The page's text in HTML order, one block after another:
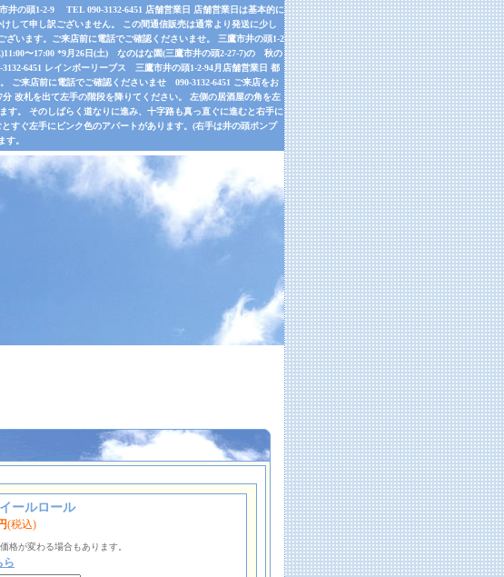
の頭1-2-9 TEL 090-3132-6451 店舗営業日 店舗営業日は基本的に
て申し訳ございません。 この間通信販売は通常より発送に少し
います。ご来店前に電話でご確認くださいませ。 三鷹市井の頭1-2
〜17:00 *9月26日(土) なのはな園(三鷹市井の頭2-27-7)の 秋の
6451 レインボーリーブス 三鷹市井の頭1-2-94月店舗営業日 都
ご来店前に電話でご確認くださいませ 090-3132-6451 ご来店をお
改札を出て左手の階段を降りてください。 左側の居酒屋の角を左
。 そのしばらく道なりに進み、十字路も真っ直ぐに進むと右手に
すぐ左手にピンク色のアパートがあります。(右手は井の頭ポンプ
す。
ールロール
(税込)
格が変わる場合もあります。
ら